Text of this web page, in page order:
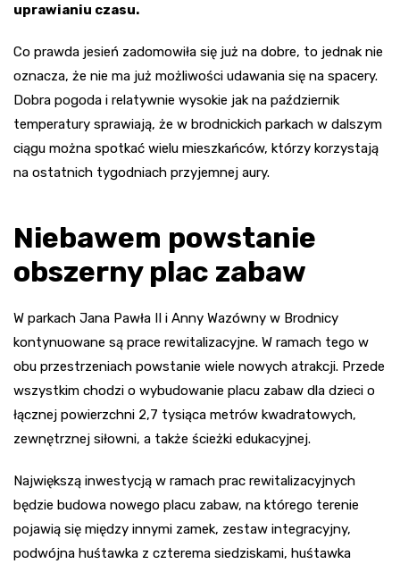
uprawianiu czasu.
Co prawda jesień zadomowiła się już na dobre, to jednak nie
oznacza, że nie ma już możliwości udawania się na spacery.
Dobra pogoda i relatywnie wysokie jak na październik
temperatury sprawiają, że w brodnickich parkach w dalszym
ciągu można spotkać wielu mieszkańców, którzy korzystają
na ostatnich tygodniach przyjemnej aury.
Niebawem powstanie
obszerny plac zabaw
W parkach Jana Pawła II i Anny Wazówny w Brodnicy
kontynuowane są prace rewitalizacyjne. W ramach tego w
obu przestrzeniach powstanie wiele nowych atrakcji. Przede
wszystkim chodzi o wybudowanie placu zabaw dla dzieci o
łącznej powierzchni 2,7 tysiąca metrów kwadratowych,
zewnętrznej siłowni, a także ścieżki edukacyjnej.
Największą inwestycją w ramach prac rewitalizacyjnych
będzie budowa nowego placu zabaw, na którego terenie
pojawią się między innymi zamek, zestaw integracyjny,
podwójna huśtawka z czterema siedziskami, huśtawka